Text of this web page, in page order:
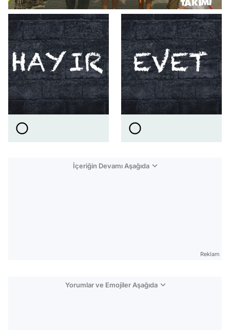
İçeriğin Devamı Aşağıda
Reklam
Yorumlar ve Emojiler Aşağıda